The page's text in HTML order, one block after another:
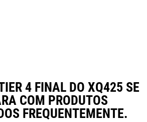
4 FINAL DO XQ425 SE
COM PRODUTOS
FREQUENTEMENTE.